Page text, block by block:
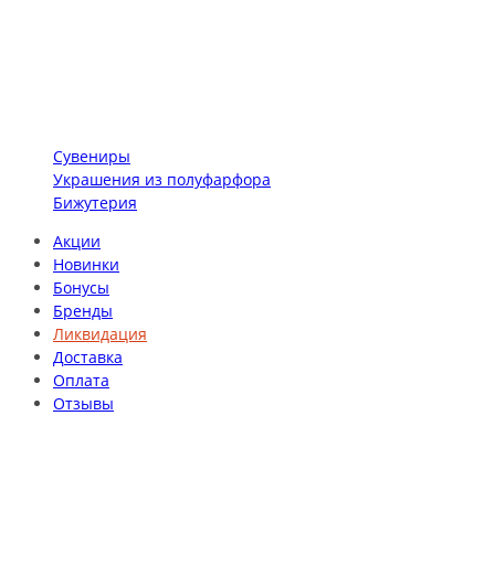
Сувениры
Украшения из полуфарфора
Бижутерия
Акции
Новинки
Бонусы
Бренды
Ликвидация
Доставка
Оплата
Отзывы